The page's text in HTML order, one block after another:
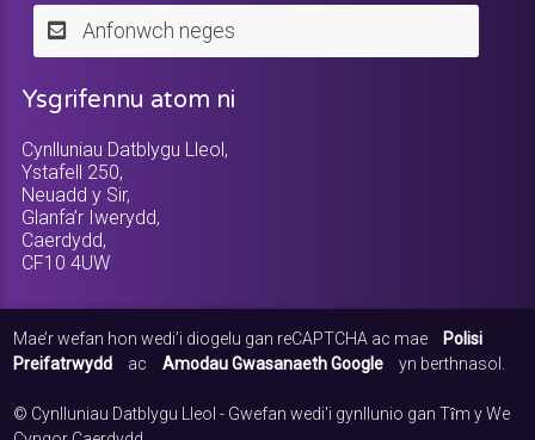
Anfonwch neges
Ysgrifennu atom ni
Cynlluniau Datblygu Lleol,
Ystafell 250,
Neuadd y Sir,
Glanfa’r Iwerydd,
Caerdydd,
CF10 4UW
Mae’r wefan hon wedi’i diogelu gan reCAPTCHA ac mae
Polisi
Preifatrwydd
ac Amodau Gwasanaeth Google yn berthnasol.
© Cynlluniau Datblygu Lleol - Gwefan wedi'i gynllunio gan Tȋm y We